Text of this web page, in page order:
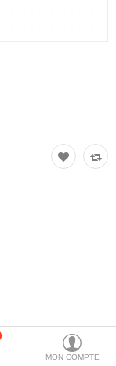
MON COMPTE